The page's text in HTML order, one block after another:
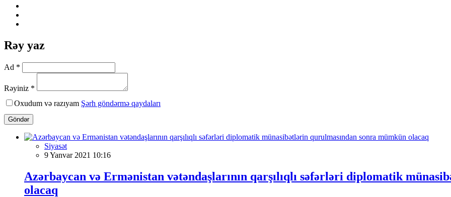
Rəy yaz
Ad *
Rəyiniz *
Oxudum və razıyam Şərh göndərmə qaydaları
Göndər
Siyasət
9 Yanvar 2021 10:16
Azərbaycan və Ermənistan vətəndaşlarının qarşılıqlı səfərləri diplomatik
olacaq